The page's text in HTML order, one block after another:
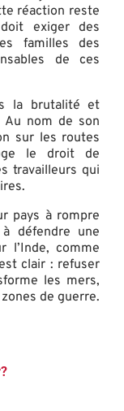
réaction reste
exiger des
familles des
de ces
la brutalité et
Au nom de son
sur les routes
le droit de
travailleurs qui
pays à rompre
défendre une
l’Inde, comme
clair : refuser
les mers,
de guerre.